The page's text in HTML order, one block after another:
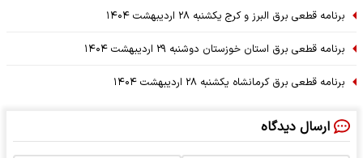
برنامه قطعی برق البرز و کرج یکشنبه ۲۸ اردیبهشت ۱۴۰۴
برنامه قطعی برق استان خوزستان دوشنبه ۲۹ اردیبهشت ۱۴۰۴
برنامه قطعی برق کرمانشاه یکشنبه ۲۸ اردیبهشت ۱۴۰۴
ارسال دیدگاه